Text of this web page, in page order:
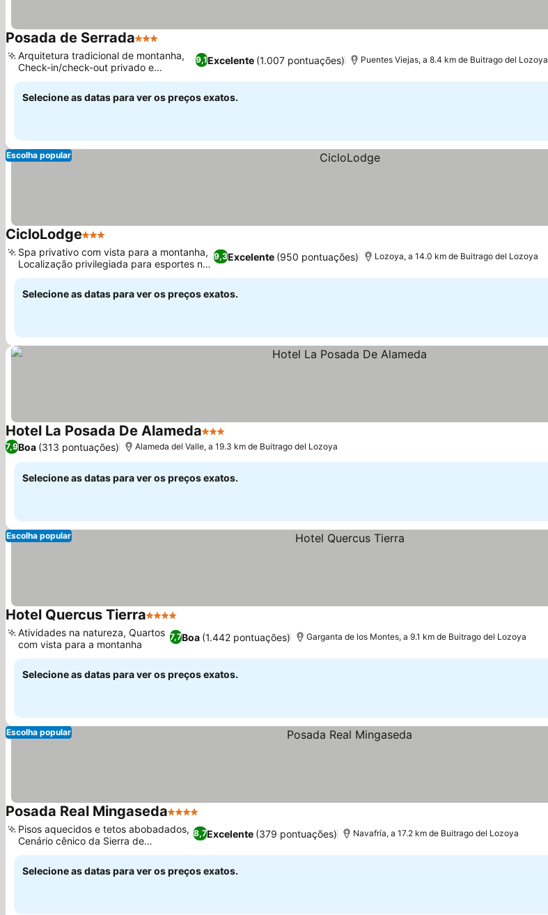
Posada de Serrada3 Estrelas
9,1Excelente (1.007 pontuações)
Arquitetura tradicional de montanha,
Check-in/check-out privado e
personalizado
Puentes Viejas, a 8.4 km de Buitrago del Lozoya
Selecione as datas para ver os preços exatos.
Escolha popular
CicloLodge3 Estrelas
9,3Excelente (950 pontuações)
Spa privativo com vista para a montanha,
Localização privilegiada para esportes na
natureza
Lozoya, a 14.0 km de Buitrago del Lozoya
Selecione as datas para ver os preços exatos.
Hotel La Posada De Alameda3 Estrelas
7,9Boa (313 pontuações) Alameda del Valle, a 19.3 km de Buitrago del Lozoya
Selecione as datas para ver os preços exatos.
Escolha popular
Hotel Quercus Tierra4 Estrelas
7,7Boa (1.442 pontuações)
Atividades na natureza, Quartos
com vista para a montanha
Garganta de los Montes, a 9.1 km de Buitrago del Lozoya
Selecione as datas para ver os preços exatos.
Escolha popular
Posada Real Mingaseda4 Estrelas
8,7Excelente (379 pontuações)
Pisos aquecidos e tetos abobadados,
Cenário cênico da Sierra de
Guadarrama
Navafría, a 17.2 km de Buitrago del Lozoya
Selecione as datas para ver os preços exatos.